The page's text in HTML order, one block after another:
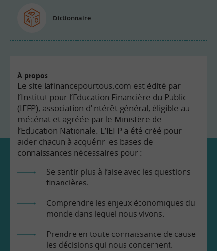
Dictionnaire
À propos
Le site lafinancepourtous.com est édité par
l’Institut pour l’Education Financière du Public
(IEFP), association d’intérêt général, éligible au
mécénat et agréée par le Ministère de
l’Education Nationale. L’IEFP a été créé pour
aider chacun à acquérir les bases de
connaissances nécessaires pour :
Se sentir plus à l’aise avec les questions
financières.
Comprendre les enjeux économiques du
monde dans lequel nous vivons.
Prendre en toute connaissance de cause
les décisions qui nous concernent.